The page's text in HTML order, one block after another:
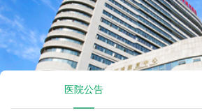
医院公告